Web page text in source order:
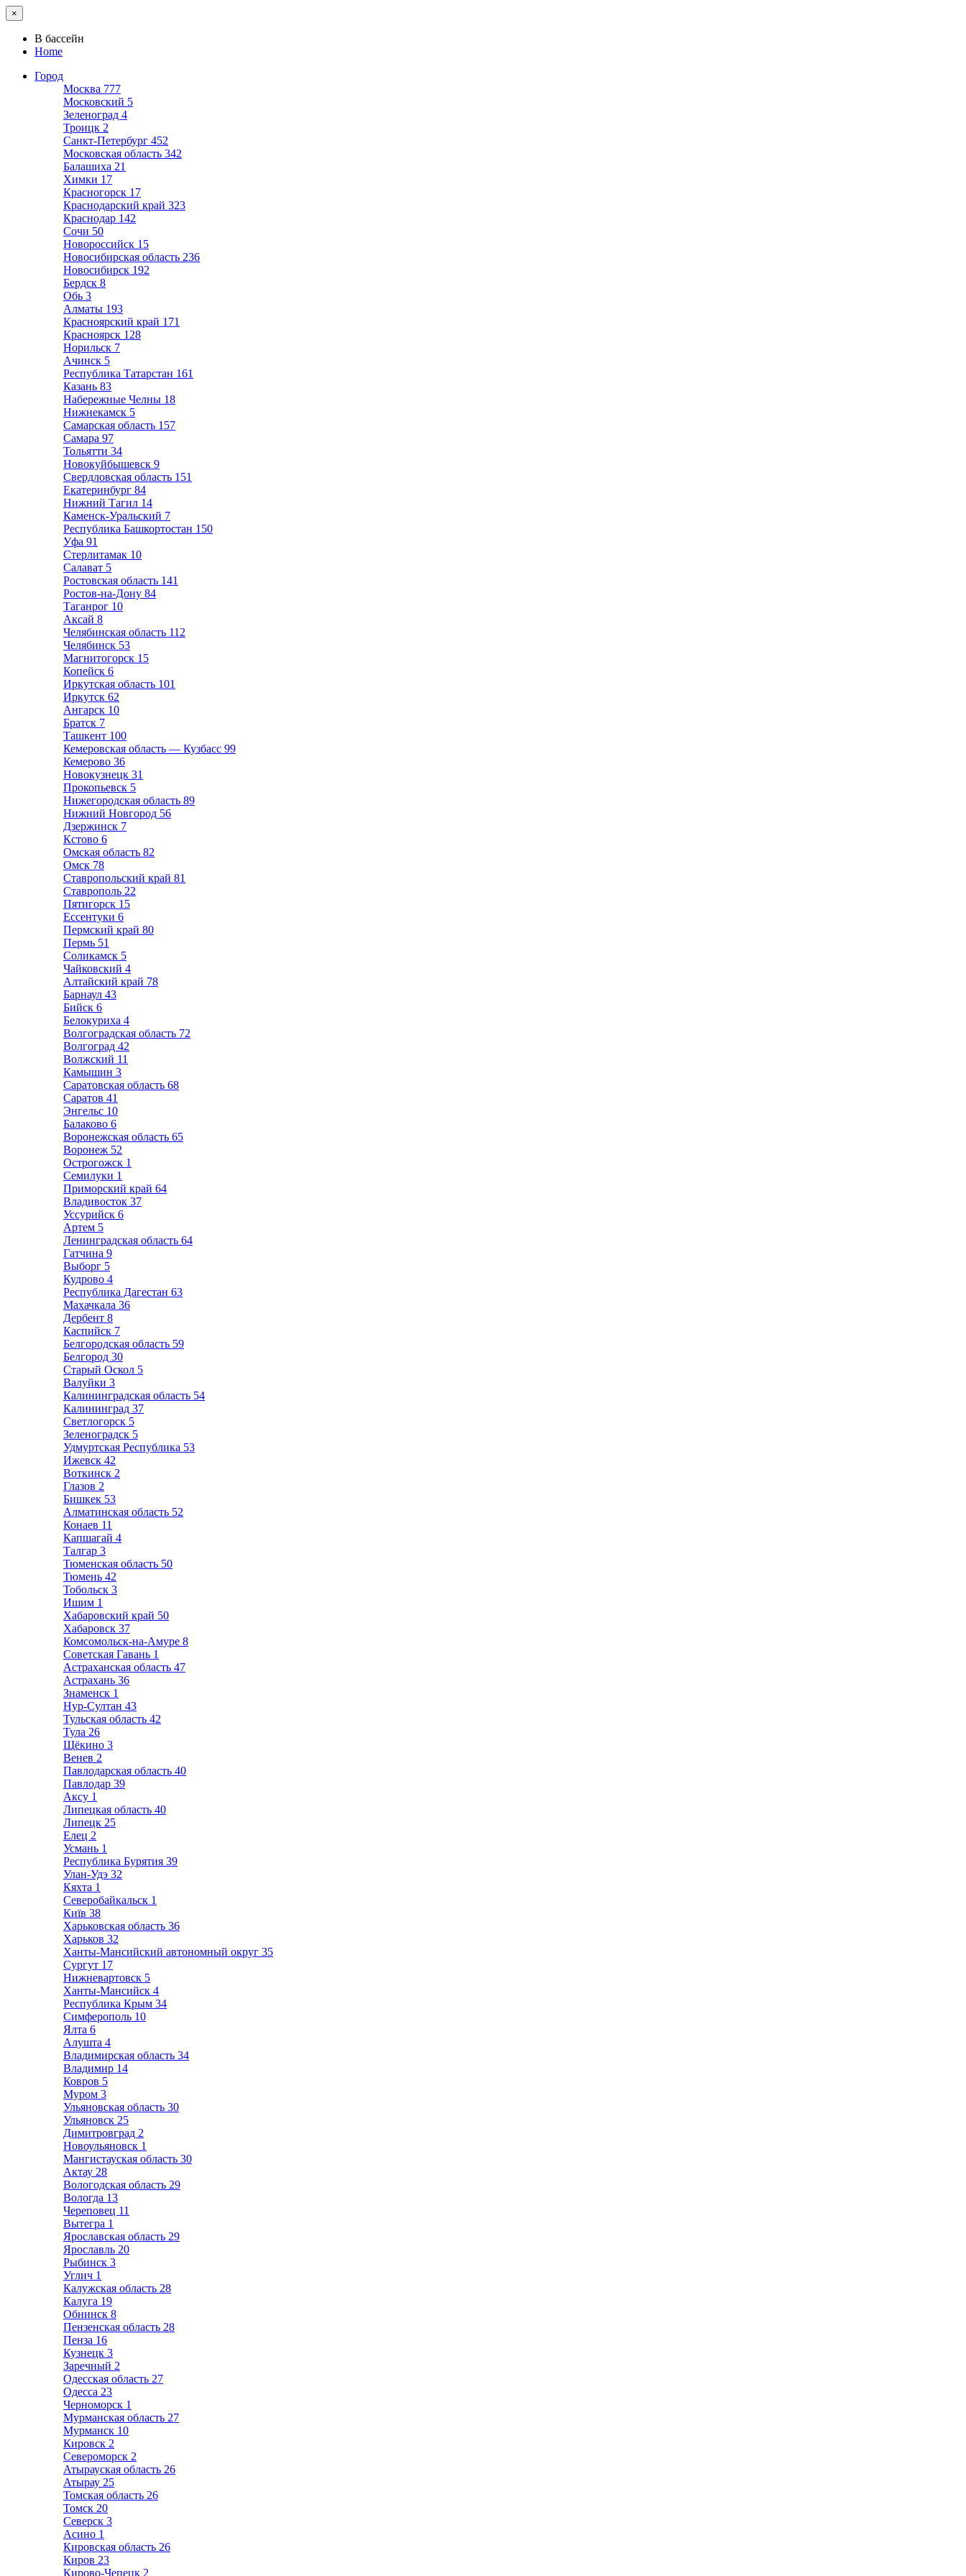
×
В бассейн
Home
Город
Москва 777
Московский 5
Зеленоград 4
Троицк 2
Санкт-Петербург 452
Московская область 342
Балашиха 21
Химки 17
Красногорск 17
Краснодарский край 323
Краснодар 142
Сочи 50
Новороссийск 15
Новосибирская область 236
Новосибирск 192
Бердск 8
Обь 3
Алматы 193
Красноярский край 171
Красноярск 128
Норильск 7
Ачинск 5
Республика Татарстан 161
Казань 83
Набережные Челны 18
Нижнекамск 5
Самарская область 157
Самара 97
Тольятти 34
Новокуйбышевск 9
Свердловская область 151
Екатеринбург 84
Нижний Тагил 14
Каменск-Уральский 7
Республика Башкортостан 150
Уфа 91
Стерлитамак 10
Салават 5
Ростовская область 141
Ростов-на-Дону 84
Таганрог 10
Аксай 8
Челябинская область 112
Челябинск 53
Магнитогорск 15
Копейск 6
Иркутская область 101
Иркутск 62
Ангарск 10
Братск 7
Ташкент 100
Кемеровская область — Кузбасс 99
Кемерово 36
Новокузнецк 31
Прокопьевск 5
Нижегородская область 89
Нижний Новгород 56
Дзержинск 7
Кстово 6
Омская область 82
Омск 78
Ставропольский край 81
Ставрополь 22
Пятигорск 15
Ессентуки 6
Пермский край 80
Пермь 51
Соликамск 5
Чайковский 4
Алтайский край 78
Барнаул 43
Бийск 6
Белокуриха 4
Волгоградская область 72
Волгоград 42
Волжский 11
Камышин 3
Саратовская область 68
Саратов 41
Энгельс 10
Балаково 6
Воронежская область 65
Воронеж 52
Острогожск 1
Семилуки 1
Приморский край 64
Владивосток 37
Уссурийск 6
Артем 5
Ленинградская область 64
Гатчина 9
Выборг 5
Кудрово 4
Республика Дагестан 63
Махачкала 36
Дербент 8
Каспийск 7
Белгородская область 59
Белгород 30
Старый Оскол 5
Валуйки 3
Калининградская область 54
Калининград 37
Светлогорск 5
Зеленоградск 5
Удмуртская Республика 53
Ижевск 42
Воткинск 2
Глазов 2
Бишкек 53
Алматинская область 52
Конаев 11
Капшагай 4
Талгар 3
Тюменская область 50
Тюмень 42
Тобольск 3
Ишим 1
Хабаровский край 50
Хабаровск 37
Комсомольск-на-Амуре 8
Советская Гавань 1
Астраханская область 47
Астрахань 36
Знаменск 1
Нур-Султан 43
Тульская область 42
Тула 26
Щёкино 3
Венев 2
Павлодарская область 40
Павлодар 39
Аксу 1
Липецкая область 40
Липецк 25
Елец 2
Усмань 1
Республика Бурятия 39
Улан-Удэ 32
Кяхта 1
Северобайкальск 1
Київ 38
Харьковская область 36
Харьков 32
Ханты-Мансийский автономный округ 35
Сургут 17
Нижневартовск 5
Ханты-Мансийск 4
Республика Крым 34
Симферополь 10
Ялта 6
Алушта 4
Владимирская область 34
Владимир 14
Ковров 5
Муром 3
Ульяновская область 30
Ульяновск 25
Димитровград 2
Новоульяновск 1
Мангистауская область 30
Актау 28
Вологодская область 29
Вологда 13
Череповец 11
Вытегра 1
Ярославская область 29
Ярославль 20
Рыбинск 3
Углич 1
Калужская область 28
Калуга 19
Обнинск 8
Пензенская область 28
Пенза 16
Кузнецк 3
Заречный 2
Одесская область 27
Одесса 23
Черноморск 1
Мурманская область 27
Мурманск 10
Кировск 2
Североморск 2
Атырауская область 26
Атырау 25
Томская область 26
Томск 20
Северск 3
Асино 1
Кировская область 26
Киров 23
Кирово-Чепецк 2